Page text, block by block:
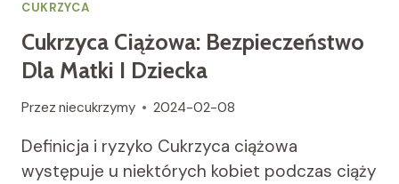
CUKRZYCA
Cukrzyca Ciążowa: Bezpieczeństwo
Dla Matki I Dziecka
Przez niecukrzymy 2024-02-08
Definicja i ryzyko Cukrzyca ciążowa
występuje u niektórych kobiet podczas ciąży